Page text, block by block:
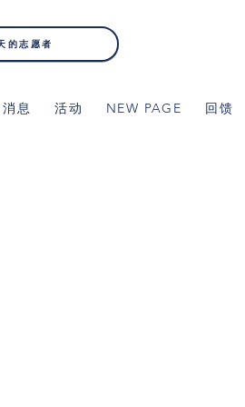
的志愿者
消息 活动 NEW PAGE 回馈